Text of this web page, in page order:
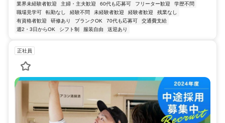
業界未経験者歓迎 主婦・主夫歓迎 60代も応募可 フリーター歓迎
学歴不問
職場見学可
転勤なし 経験不問 未経験者歓迎 経験者歓迎
残業なし
有資格者歓迎
研修あり ブランクOK 70代も応募可
交通費支給
週2・3日からOK
シフト制 服装自由 送迎あり
正社員